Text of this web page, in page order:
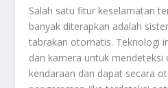
Salah satu fitur keselamatan
banyak diterapkan adalah
tabrakan otomatis. Teknologi
dan kamera untuk mendeteksi
kendaraan dan dapat secara